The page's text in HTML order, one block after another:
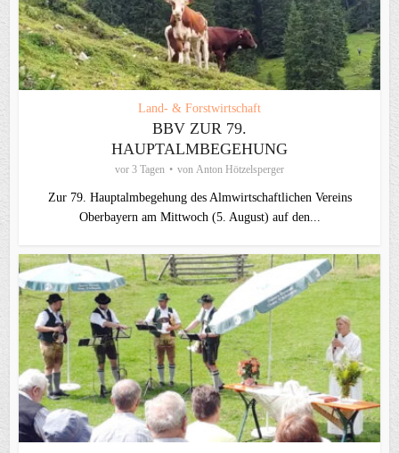
Land- & Forstwirtschaft
BBV ZUR 79.
HAUPTALMBEGEHUNG
vor 3 Tagen von Anton Hötzelsperger
Zur 79. Hauptalmbegehung des Almwirtschaftlichen Vereins
Oberbayern am Mittwoch (5. August) auf den...